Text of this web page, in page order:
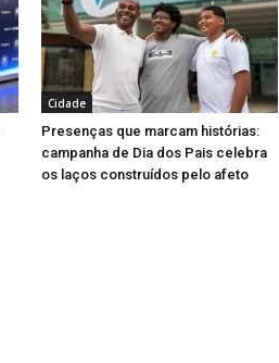
Cidade
Presenças que marcam histórias:
campanha de Dia dos Pais celebra
os laços construídos pelo afeto